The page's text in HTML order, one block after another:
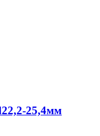
25,4мм